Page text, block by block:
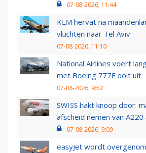
07-08-2026, 11:44
KLM hervat na
vluchten naar Tel Aviv
07-08-2026, 11:10
National Airlines voert
met Boeing 777F ooit uit
07-08-2026, 9:52
SWISS hakt knoop door:
afscheid nemen van
07-08-2026, 9:09
easyJet wordt